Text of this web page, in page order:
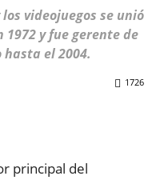
videojuegos se unió
y fue gerente de
el 2004.
1726
principal del